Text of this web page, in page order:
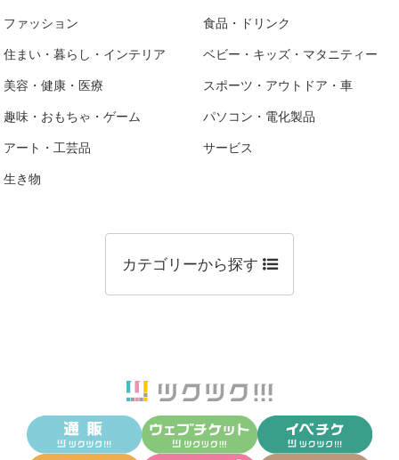
ファッション 食品・ドリンク
住まい・暮らし・インテリア ベビー・キッズ・マタニティー
美容・健康・医療 スポーツ・アウトドア・車
趣味・おもちゃ・ゲーム パソコン・電化製品
アート・工芸品 サービス
生き物
カテゴリーから探す